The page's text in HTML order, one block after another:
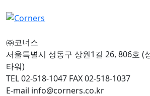
㈜코너스
서울특별시 성동구 상원1길 26, 806호 (
타워)
TEL 02-518-1047 FAX 02-518-1037
E-mail info@corners.co.kr